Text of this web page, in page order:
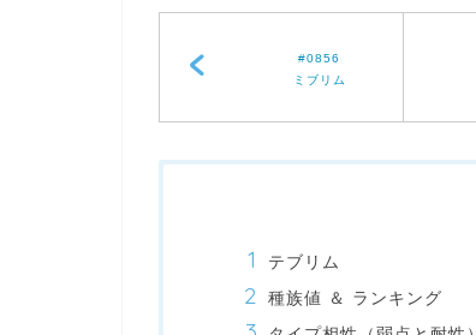
#0856
ミブリム
テブリム
種族値 ＆ ランキング